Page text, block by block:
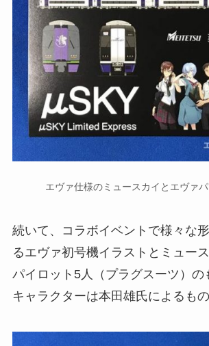
エヴァ仕様のミュースカイとエヴァ
続いて、コラボイベントで様々な
るエヴァ初号機イラストとミュー
パイロット5人（プラグスーツ）の
キャラクターは本田雄氏によるもの